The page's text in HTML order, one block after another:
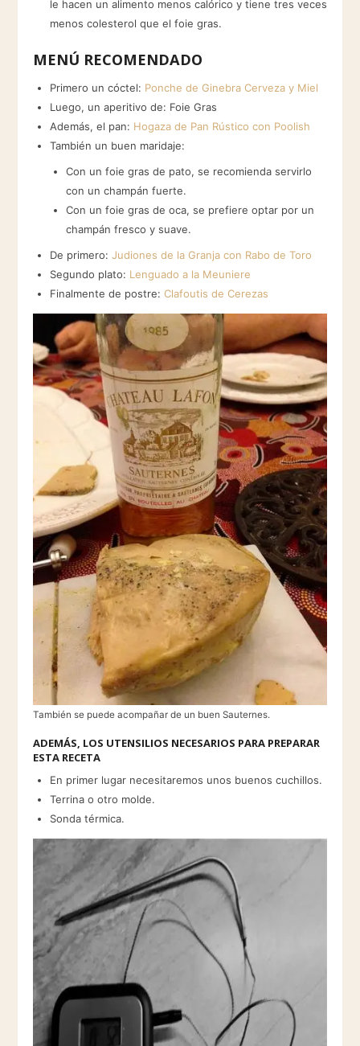
le hacen un alimento menos calórico y tiene tres veces
menos colesterol que el foie gras.
MENÚ RECOMENDADO
Primero un cóctel: Ponche de Ginebra Cerveza y Miel
Luego, un aperitivo de: Foie Gras
Además, el pan: Hogaza de Pan Rústico con Poolish
También un buen maridaje:
Con un foie gras de pato, se recomienda servirlo
con un champán fuerte.
Con un foie gras de oca, se prefiere optar por un
champán fresco y suave.
De primero: Judiones de la Granja con Rabo de Toro
Segundo plato: Lenguado a la Meuniere
Finalmente de postre: Clafoutis de Cerezas
También se puede acompañar de un buen Sauternes.
ADEMÁS, LOS UTENSILIOS NECESARIOS PARA PREPARAR
ESTA RECETA
En primer lugar necesitaremos unos buenos cuchillos.
Terrina o otro molde.
Sonda térmica.